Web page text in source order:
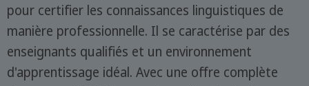
pour certifier les connaissances linguistiques de
manière professionnelle. Il se caractérise par des
enseignants qualifiés et un environnement
d'apprentissage idéal. Avec une offre complète